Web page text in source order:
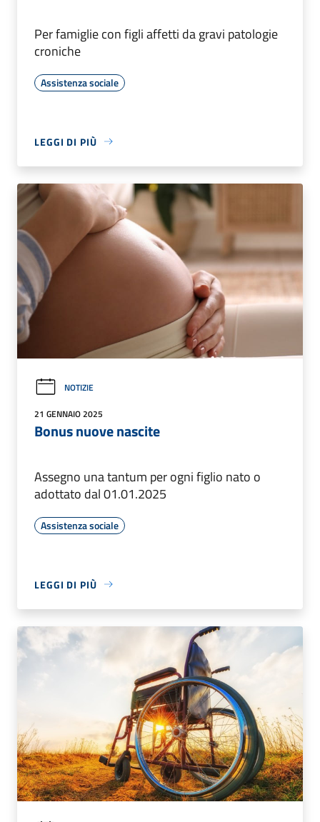
Per famiglie con figli affetti da gravi patologie
croniche
Assistenza sociale
LEGGI DI PIÙ
NOTIZIE
21 GENNAIO 2025
Bonus nuove nascite
Assegno una tantum per ogni figlio nato o
adottato dal 01.01.2025
Assistenza sociale
LEGGI DI PIÙ